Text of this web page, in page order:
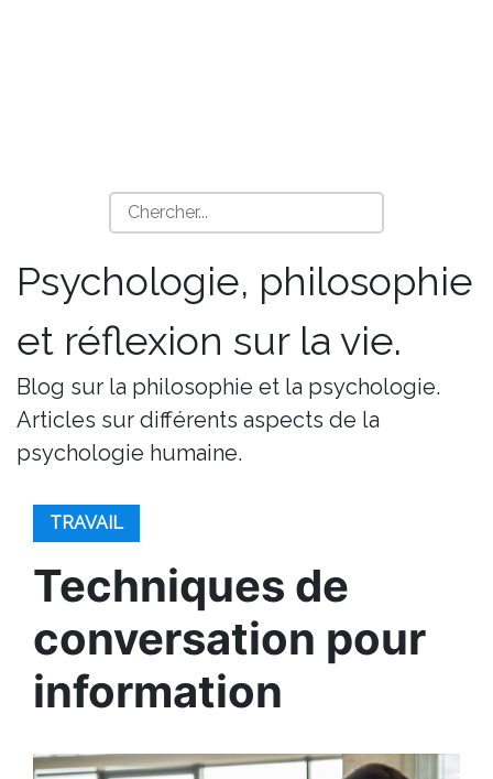
Psychologie, philosophie
et réflexion sur la vie.
Blog sur la philosophie et la psychologie.
Articles sur différents aspects de la
psychologie humaine.
TRAVAIL
Techniques de
conversation pour
information